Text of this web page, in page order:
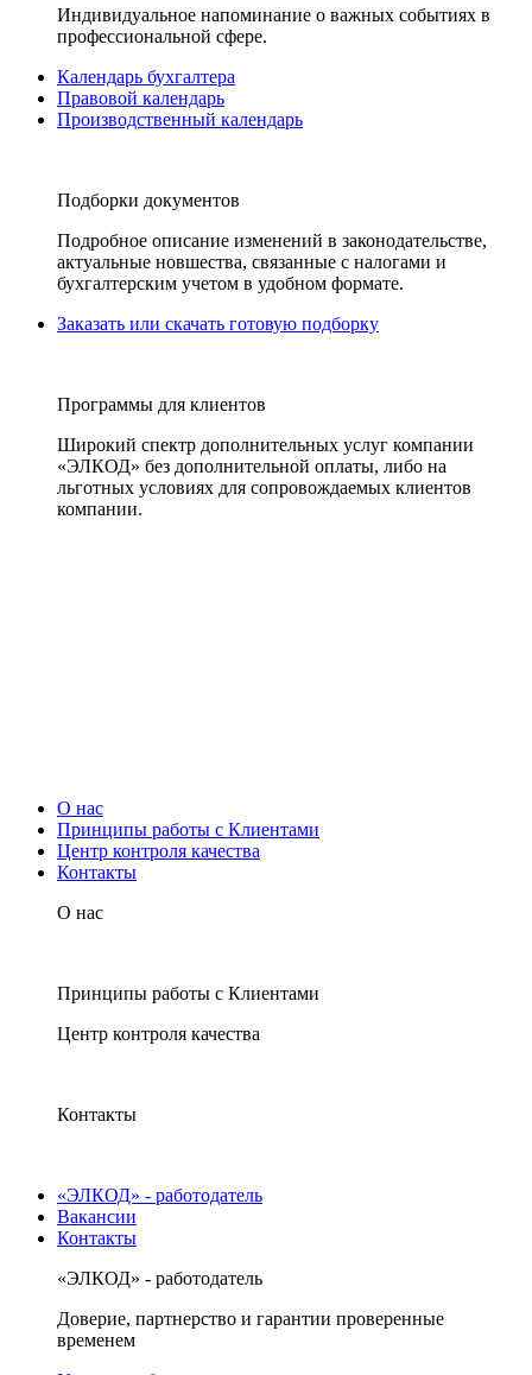
Индивидуальное напоминание о важных событиях в
профессиональной сфере.
Календарь бухгалтера
Правовой календарь
Производственный календарь
Подборки документов
Подробное описание изменений в законодательстве,
актуальные новшества, связанные с налогами и
бухгалтерским учетом в удобном формате.
Заказать или скачать готовую подборку
Программы для клиентов
Широкий спектр дополнительных услуг компании
«ЭЛКОД» без дополнительной оплаты, либо на
льготных условиях для сопровождаемых клиентов
компании.
О нас
Принципы работы с Клиентами
Центр контроля качества
Контакты
О нас
Принципы работы с Клиентами
Центр контроля качества
Контакты
«ЭЛКОД» - работодатель
Вакансии
Контакты
«ЭЛКОД» - работодатель
Доверие, партнерство и гарантии проверенные
временем